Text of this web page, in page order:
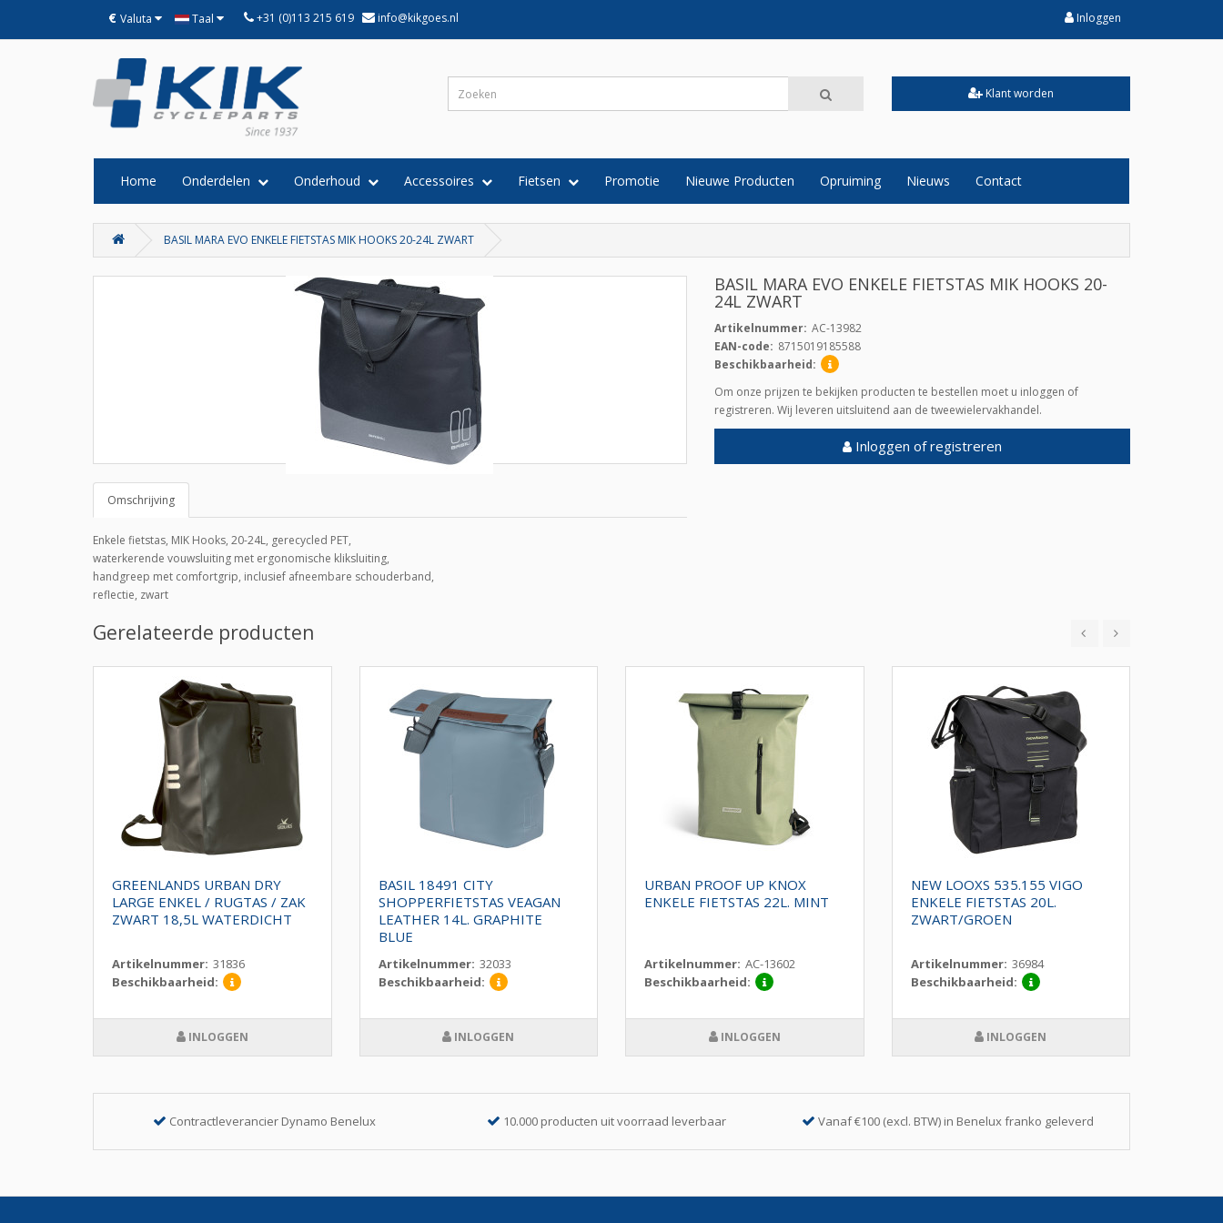
€ Valuta Taal +31 (0)113 215 619 info@kikgoes.nl Inloggen
Klant worden
Home Onderdelen Onderhoud Accessoires Fietsen Promotie Nieuwe Producten Opruiming Nieuws Contact
BASIL MARA EVO ENKELE FIETSTAS MIK HOOKS 20-24L ZWART
Omschrijving
Enkele fietstas, MIK Hooks, 20-24L, gerecycled PET,
waterkerende vouwsluiting met ergonomische kliksluiting,
handgreep met comfortgrip, inclusief afneembare schouderband,
reflectie, zwart
BASIL MARA EVO ENKELE FIETSTAS MIK HOOKS 20-
24L ZWART
Artikelnummer: AC-13982
EAN-code: 8715019185588
Beschikbaarheid:
Om onze prijzen te bekijken producten te bestellen moet u inloggen of
registreren. Wij leveren uitsluitend aan de tweewielervakhandel.
Inloggen of registreren
Gerelateerde producten
GREENLANDS URBAN DRY
LARGE ENKEL / RUGTAS / ZAK
ZWART 18,5L WATERDICHT
Artikelnummer: 31836
Beschikbaarheid:
INLOGGEN
BASIL 18491 CITY
SHOPPERFIETSTAS VEAGAN
LEATHER 14L. GRAPHITE
BLUE
Artikelnummer: 32033
Beschikbaarheid:
INLOGGEN
URBAN PROOF UP KNOX
ENKELE FIETSTAS 22L. MINT
Artikelnummer: AC-13602
Beschikbaarheid:
INLOGGEN
NEW LOOXS 535.155 VIGO
ENKELE FIETSTAS 20L.
ZWART/GROEN
Artikelnummer: 36984
Beschikbaarheid:
INLOGGEN
Contractleverancier Dynamo Benelux 10.000 producten uit voorraad leverbaar Vanaf €100 (excl. BTW) in Benelux franko geleverd